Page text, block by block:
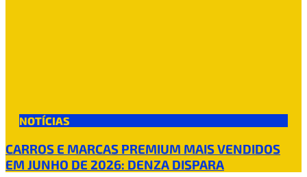
NOTÍCIAS
CARROS E MARCAS PREMIUM MAIS VENDIDOS
EM JUNHO DE 2026: DENZA DISPARA